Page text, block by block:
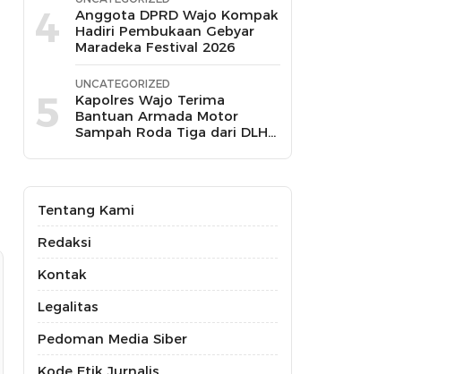
4
Anggota DPRD Wajo Kompak
Hadiri Pembukaan Gebyar
Maradeka Festival 2026
5
UNCATEGORIZED
Kapolres Wajo Terima
Bantuan Armada Motor
Sampah Roda Tiga dari DLH
Peduli Lingkungan
Tentang Kami
Redaksi
Kontak
Legalitas
Pedoman Media Siber